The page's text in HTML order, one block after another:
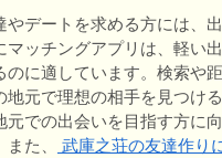
やデートを求める方には、
マッチングアプリは、軽い
のに適しています。検索や
地元で理想の相手を見つけ
元での出会いを目指す方に
た、
武庫之荘の友達作り